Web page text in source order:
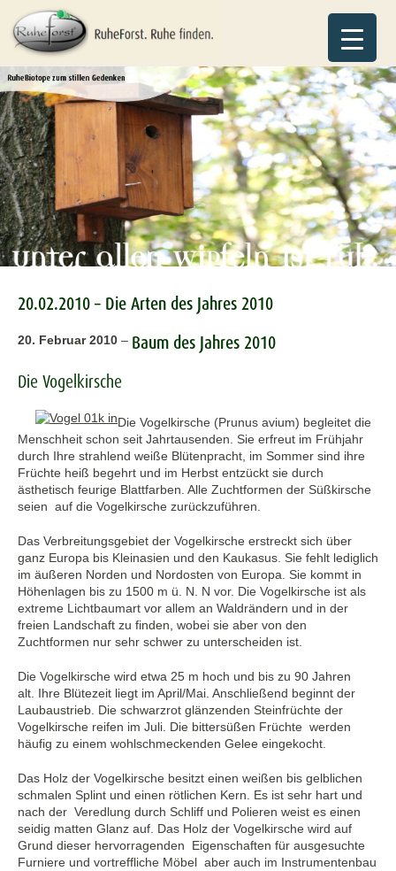
20.02.2010 – Die Arten des Jahres 2010
20. Februar 2010 – Baum des Jahres 2010
Die Vogelkirsche
Die Vogelkirsche (Prunus avium) begleitet die
Menschheit schon seit Jahrtausenden. Sie erfreut im Frühjahr
durch Ihre strahlend weiße Blütenpracht, im Sommer sind ihre
Früchte heiß begehrt und im Herbst entzückt sie durch
ästhetisch feurige Blattfarben. Alle Zuchtformen der Süßkirsche
seien auf die Vogelkirsche zurückzuführen.
Das Verbreitungsgebiet der Vogelkirsche erstreckt sich über
ganz Europa bis Kleinasien und den Kaukasus. Sie fehlt lediglich
im äußeren Norden und Nordosten von Europa. Sie kommt in
Höhenlagen bis zu 1500 m ü. N. N vor. Die Vogelkirsche ist als
extreme Lichtbaumart vor allem an Waldrändern und in der
freien Landschaft zu finden, wobei sie aber von den
Zuchtformen nur sehr schwer zu unterscheiden ist.
Die Vogelkirsche wird etwa 25 m hoch und bis zu 90 Jahren
alt. Ihre Blütezeit liegt im April/Mai. Anschließend beginnt der
Laubaustrieb. Die schwarzrot glänzenden Steinfrüchte der
Vogelkirsche reifen im Juli. Die bittersüßen Früchte werden
häufig zu einem wohlschmeckenden Gelee eingekocht.
Das Holz der Vogelkirsche besitzt einen weißen bis gelblichen
schmalen Splint und einen rötlichen Kern. Es ist sehr hart und
nach der Veredlung durch Schliff und Polieren weist es einen
seidig matten Glanz auf. Das Holz der Vogelkirsche wird auf
Grund dieser hervorragenden Eigenschaften für ausgesuchte
Furniere und vortreffliche Möbel aber auch im Instrumentenbau